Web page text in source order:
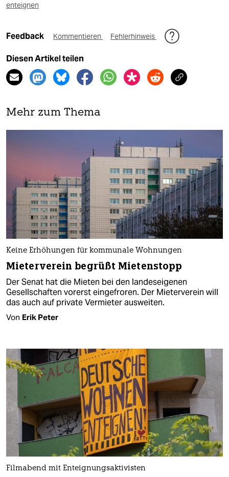
enteignen
Feedback Kommentieren Fehlerhinweis
Diesen Artikel teilen
Mehr zum Thema
Keine Erhöhungen für kommunale Wohnungen
Mieterverein begrüßt Mietenstopp
Der Senat hat die Mieten bei den landeseigenen
Gesellschaften vorerst eingefroren. Der Mieterverein will
das auch auf private Vermieter ausweiten.
Von Erik Peter
Filmabend mit Enteignungsaktivisten